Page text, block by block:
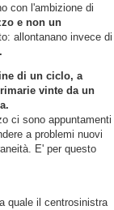
con l'ambizione di
e non un
allontanano invece di
di un ciclo, a
vinte da un
ci sono appuntamenti
a problemi nuovi
E' per questo
quale il centrosinistra